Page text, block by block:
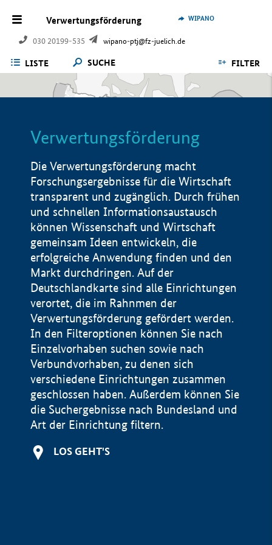
Verwertungsförderung
030 20199-535 wipano-ptj@fz-juelich.de
WIPANO
LISTE SUCHE FILTER
Verwertungsförderung
Die Verwertungsförderung macht
Forschungsergebnisse für die Wirtschaft
transparent und zugänglich. Durch frühen
und schnellen Informationsaustausch
können Wissenschaft und Wirtschaft
gemeinsam Ideen entwickeln, die
erfolgreiche Anwendung finden und den
Markt durchdringen. Auf der
Deutschlandkarte sind alle Einrichtungen
verortet, die im Rahnmen der
Verwertungsförderung gefördert werden.
In den Filteroptionen können Sie nach
Einzelvorhaben suchen sowie nach
Verbundvorhaben, zu denen sich
verschiedene Einrichtungen zusammen
geschlossen haben. Außerdem können Sie
die Suchergebnisse nach Bundesland und
Art der Einrichtung filtern.
LOS GEHT'S